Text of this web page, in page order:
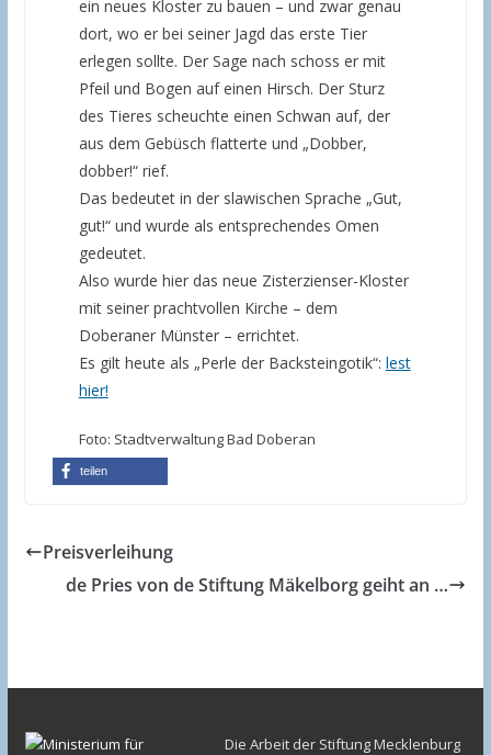
ein neues Kloster zu bauen – und zwar genau
dort, wo er bei seiner Jagd das erste Tier
erlegen sollte. Der Sage nach schoss er mit
Pfeil und Bogen auf einen Hirsch. Der Sturz
des Tieres scheuchte einen Schwan auf, der
aus dem Gebüsch flatterte und „Dobber,
dobber!“ rief.
Das bedeutet in der slawischen Sprache „Gut,
gut!“ und wurde als entsprechendes Omen
gedeutet.
Also wurde hier das neue Zisterzienser-Kloster
mit seiner prachtvollen Kirche – dem
Doberaner Münster – errichtet.
Es gilt heute als „Perle der Backsteingotik“: lest
hier!
Foto: Stadtverwaltung Bad Doberan
teilen
Preisverleihung
de Pries von de Stiftung Mäkelborg geiht an …
Die Arbeit der Stiftung Mecklenburg